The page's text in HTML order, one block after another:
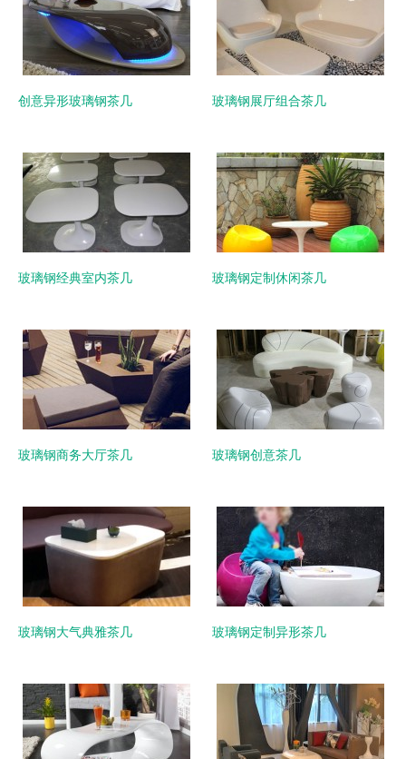
创意异形玻璃钢茶几 玻璃钢展厅组合茶几
玻璃钢经典室内茶几 玻璃钢定制休闲茶几
玻璃钢商务大厅茶几 玻璃钢创意茶几
玻璃钢大气典雅茶几 玻璃钢定制异形茶几